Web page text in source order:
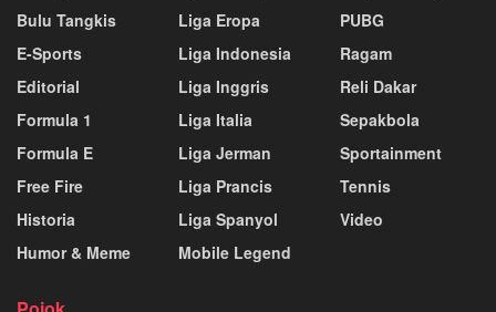
Bulu Tangkis
E-Sports
Editorial
Formula 1
Formula E
Free Fire
Historia
Humor & Meme
Liga Eropa
Liga Indonesia
Liga Inggris
Liga Italia
Liga Jerman
Liga Prancis
Liga Spanyol
Mobile Legend
PUBG
Ragam
Reli Dakar
Sepakbola
Sportainment
Tennis
Video